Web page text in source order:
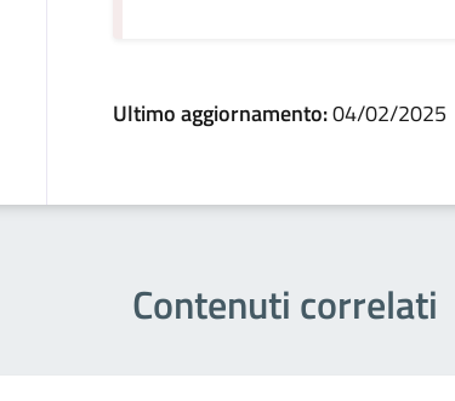
Ultimo aggiornamento:04/02/2025
Contenuti correlati